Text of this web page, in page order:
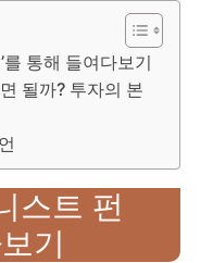
를 통해 들여다보기
될까? 투자의 본
스트 펀
기